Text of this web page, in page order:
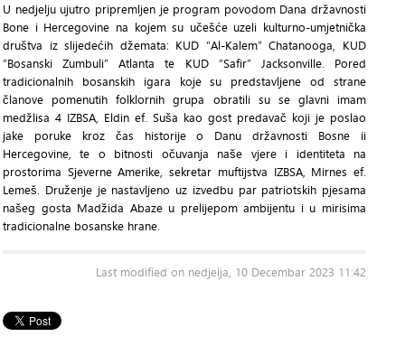
U nedjelju ujutro pripremljen je program povodom Dana državnosti
Bone i Hercegovine na kojem su učešće uzeli kulturno-umjetnička
društva iz slijedećih džemata: KUD “Al-Kalem” Chatanooga, KUD
“Bosanski Zumbuli” Atlanta te KUD “Safir” Jacksonville. Pored
tradicionalnih bosanskih igara koje su predstavljene od strane
članove pomenutih folklornih grupa obratili su se glavni imam
medžlisa 4 IZBSA, Eldin ef. Suša kao gost predavač koji je poslao
jake poruke kroz čas historije o Danu državnosti Bosne ii
Hercegovine, te o bitnosti očuvanja naše vjere i identiteta na
prostorima Sjeverne Amerike, sekretar muftijstva IZBSA, Mirnes ef.
Lemeš. Druženje je nastavljeno uz izvedbu par patriotskih pjesama
našeg gosta Madžida Abaze u prelijepom ambijentu i u mirisima
tradicionalne bosanske hrane.
Last modified on nedjelja, 10 Decembar 2023 11:42